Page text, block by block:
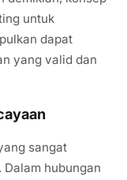
untuk
dapat
yang valid dan
sangat
hubungan